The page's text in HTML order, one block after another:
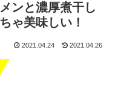
ンと濃厚煮干し
ゃ美味しい！
2021.04.24 2021.04.26